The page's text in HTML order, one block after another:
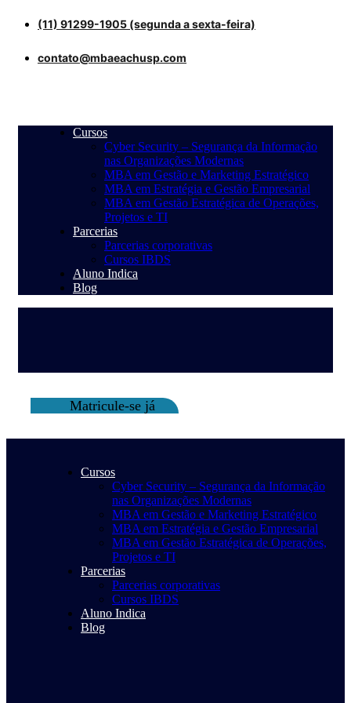
(11) 91299-1905 (segunda a sexta-feira)
contato@mbaeachusp.com
Cursos
Cyber Security – Segurança da Informação
nas Organizações Modernas
MBA em Gestão e Marketing Estratégico
MBA em Estratégia e Gestão Empresarial
MBA em Gestão Estratégica de Operações,
Projetos e TI
Parcerias
Parcerias corporativas
Cursos IBDS
Aluno Indica
Blog
Matricule-se já
Cursos
Cyber Security – Segurança da Informação
nas Organizações Modernas
MBA em Gestão e Marketing Estratégico
MBA em Estratégia e Gestão Empresarial
MBA em Gestão Estratégica de Operações,
Projetos e TI
Parcerias
Parcerias corporativas
Cursos IBDS
Aluno Indica
Blog